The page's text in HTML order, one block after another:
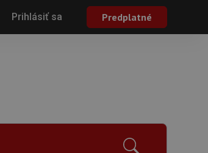
Prihlásiť sa Predplatné